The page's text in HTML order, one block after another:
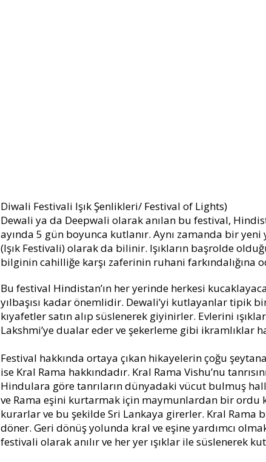
Diwali Festivali Işık Şenlikleri/ Festival of Lights)
Dewali ya da Deepwali olarak anılan bu festival,
ayında 5 gün boyunca kutlanır. Aynı zamanda bir
(Işık Festivali) olarak da bilinir. Işıkların başrolde
bilginin cahilliğe karşı zaferinin ruhani farkındalığına
Bu festival Hindistan’ın her yerinde herkesi
yılbaşısı kadar önemlidir. Dewali’yi kutlayanlar tipik
kıyafetler satın alıp süslenerek giyinirler. Evlerini
Lakshmi’ye dualar eder ve şekerleme gibi ikramlıklar
Festival hakkında ortaya çıkan hikayelerin çoğu
ise Kral Rama hakkındadır. Kral Rama Vishu’nu
Hindulara göre tanrıların dünyadaki vücut bulmuş
ve Rama eşini kurtarmak için maymunlardan bir
kurarlar ve bu şekilde Sri Lankaya girerler. Kral Rama
döner. Geri dönüş yolunda kral ve eşine yardımcı
festivali olarak anılır ve her yer ışıklar ile süslenerek